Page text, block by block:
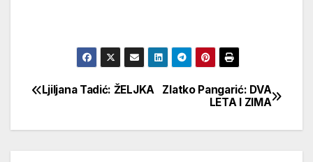
Кретање
чланка
Zlatko Pangarić: DVA
LETA I ZIMA
Ljiljana Tadić: ŽELJKA